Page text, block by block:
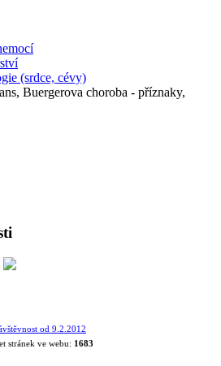
(srdce, cévy)
Buergerova choroba - příznaky,
od 9.2.2012
stránek ve webu: 1683